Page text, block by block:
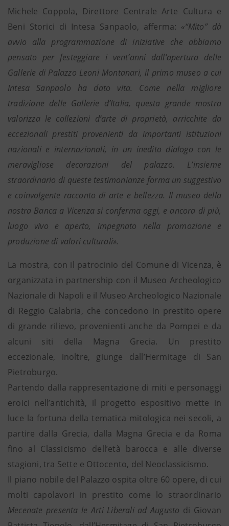
Michele Coppola, Direttore Centrale Arte Cultura e
Beni Storici di Intesa Sanpaolo, afferma: «“Mito” dà
avvio alla programmazione di iniziative che abbiamo
pensato per festeggiare i vent’anni dall’apertura delle
Gallerie di Palazzo Leoni Montanari, il primo museo a cui
Intesa Sanpaolo ha dato vita. Come nella migliore
tradizione delle Gallerie d’Italia, questa grande mostra
valorizza le collezioni d’arte di proprietà, arricchite da
eccezionali prestiti provenienti da importanti istituzioni
nazionali e internazionali, in un inedito dialogo con le
meravigliose decorazioni del palazzo. L’insieme
straordinario di queste testimonianze forma un suggestivo
e coinvolgente racconto di arte e bellezza. Il museo della
nostra Banca a Vicenza si conferma oggi, e ancora di più,
luogo vivo e aperto, impegnato nella promozione e
produzione di valori culturali».
La mostra, con il patrocinio del Comune di Vicenza, è
organizzata in partnership con il Museo Archeologico
Nazionale di Napoli e il Museo Archeologico Nazionale
di Reggio Calabria, che concedono in prestito opere
di grande rilievo, provenienti anche da Pompei e da
alcuni siti della Magna Grecia. Un prestito
eccezionale, inoltre, giunge dall’Hermitage di San
Pietroburgo.
Partendo dalla rappresentazione di miti e personaggi
eroici nell’antichità, il progetto espositivo mette in
luce la fortuna della tematica mitologica nei secoli, a
partire dalla Grecia, dalla Magna Grecia e da Roma
fino al Classicismo dell’età barocca e alle diverse
stagioni, tra Sette e Ottocento, del Neoclassicismo.
Il piano nobile del Palazzo ospita oltre 60 opere, di cui
molti capolavori in prestito come lo straordinario
Mecenate presenta le Arti Liberali ad Augusto di Giovan